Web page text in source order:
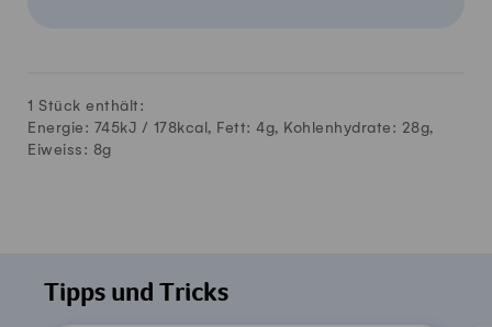
1 Stück enthält:
Energie: 745kJ / 178kcal, Fett: 4g, Kohlenhydrate: 28g,
Eiweiss: 8g
Tipps und Tricks